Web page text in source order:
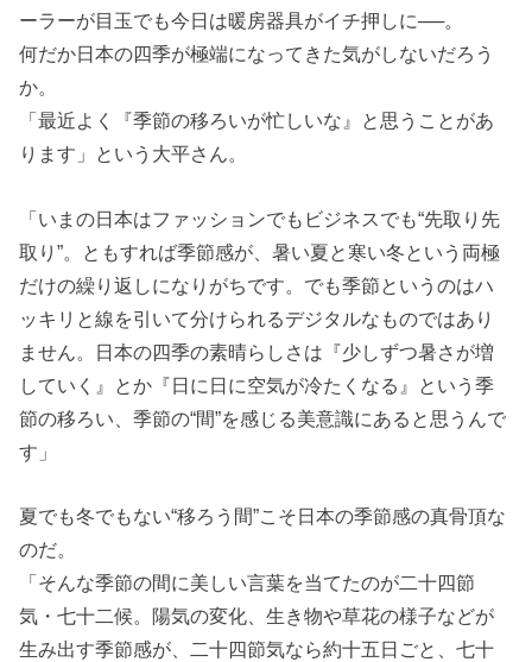
ーラーが目玉でも今日は暖房器具がイチ押しに──。
何だか日本の四季が極端になってきた気がしないだろう
か。
「最近よく『季節の移ろいが忙しいな』と思うことがあ
ります」という大平さん。
「いまの日本はファッションでもビジネスでも“先取り先
取り”。ともすれば季節感が、暑い夏と寒い冬という両極
だけの繰り返しになりがちです。でも季節というのはハ
ッキリと線を引いて分けられるデジタルなものではあり
ません。日本の四季の素晴らしさは『少しずつ暑さが増
していく』とか『日に日に空気が冷たくなる』という季
節の移ろい、季節の“間”を感じる美意識にあると思うんで
す」
夏でも冬でもない“移ろう間”こそ日本の季節感の真骨頂な
のだ。
「そんな季節の間に美しい言葉を当てたのが二十四節
気・七十二候。陽気の変化、生き物や草花の様子などが
生み出す季節感が、二十四節気なら約十五日ごと、七十